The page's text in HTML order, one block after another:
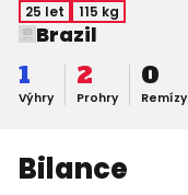
25 let 115 kg
Brazil
Výhry
1
Prohry
2
Remízy
0
Bilance